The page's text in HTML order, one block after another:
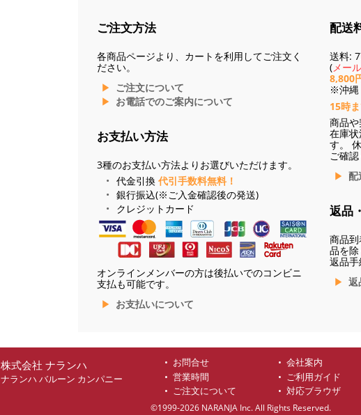
ご注文方法
各商品ページより、カートを利用してご注文く
ださい。
ご注文について
お電話でのご案内について
お支払い方法
3種のお支払い方法よりお選びいただけます。
代金引換 代引手数料無料！
銀行振込(※ご入金確認後の発送)
クレジットカード
オンラインメンバーの方は後払いでのコンビニ
支払も可能です。
お支払いについて
配送
送料:
(メー
8,800
※沖縄
15時
商品や
在庫
す。
ご確認
配
返品
商品
品を除
返品手
返
株式会社 ナランハ
ナランハ バルーン カンパニー
お問合せ 会社案内
営業時間
ご利用ガイド
ご注文について
対応ブラウザ
©1999-2026 NARANJA Inc. All Rights Reserved.